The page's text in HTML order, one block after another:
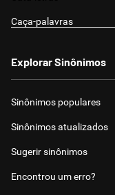
Caça-palavras
Explorar Sinônimos
Sinônimos populares
Sinônimos atualizados
Sugerir sinônimos
Encontrou um erro?